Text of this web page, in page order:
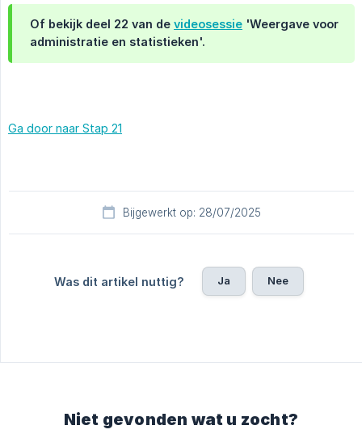
Of bekijk deel 22 van de videosessie 'Weergave voor
administratie en statistieken'.
Ga door naar Stap 21
Bijgewerkt op: 28/07/2025
Was dit artikel nuttig? Ja Nee
Niet gevonden wat u zocht?